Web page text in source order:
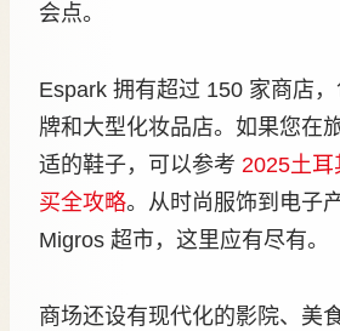
会点。
Espark 拥有超过 150 家商店
牌和大型化妆品店。如果您在
适的鞋子，可以参考 2025土耳
买全攻略。从时尚服饰到电子
Migros 超市，这里应有尽有。
商场还设有现代化的影院、美